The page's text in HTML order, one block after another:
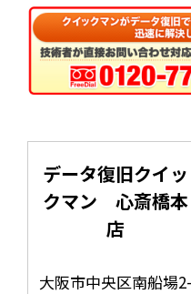
データ復旧クイッ
クマン 心斎橋本
店
大阪市中央区南船場2-